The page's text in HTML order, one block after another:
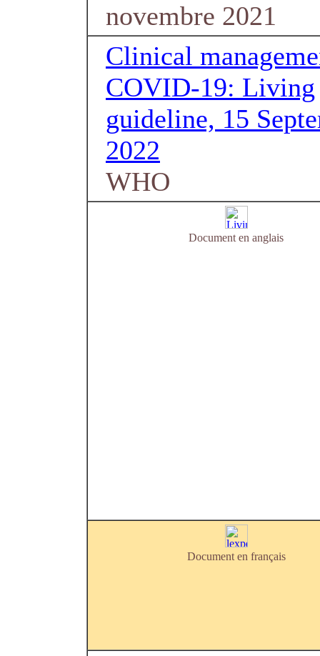
novembre 2021
Clinical
COVID-19: Living
guideline, 15
2022
WHO
Document en anglais
Document en français